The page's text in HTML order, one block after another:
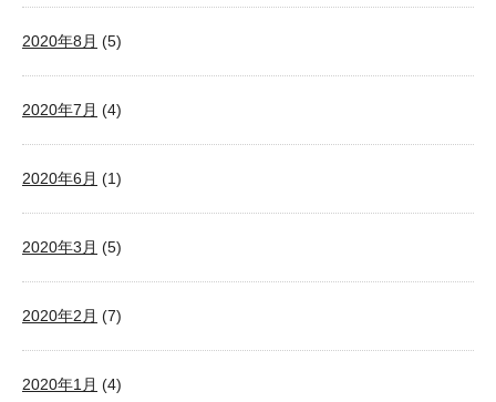
2020年8月 (5)
2020年7月 (4)
2020年6月 (1)
2020年3月 (5)
2020年2月 (7)
2020年1月 (4)